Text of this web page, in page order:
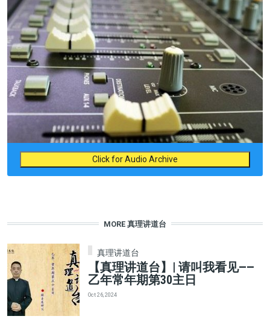
Click for Audio Archive
MORE 真理讲道台
真理讲道台
【真理讲道台】| 请叫我看见——
乙年常年期第30主日
Oct 26, 2024